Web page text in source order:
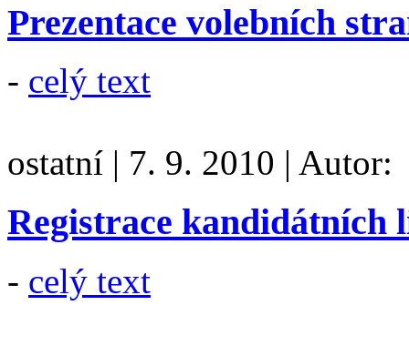
Prezentace volebních
- celý text
ostatní | 7. 9. 2010 | Autor:
Registrace kandidátních
- celý text